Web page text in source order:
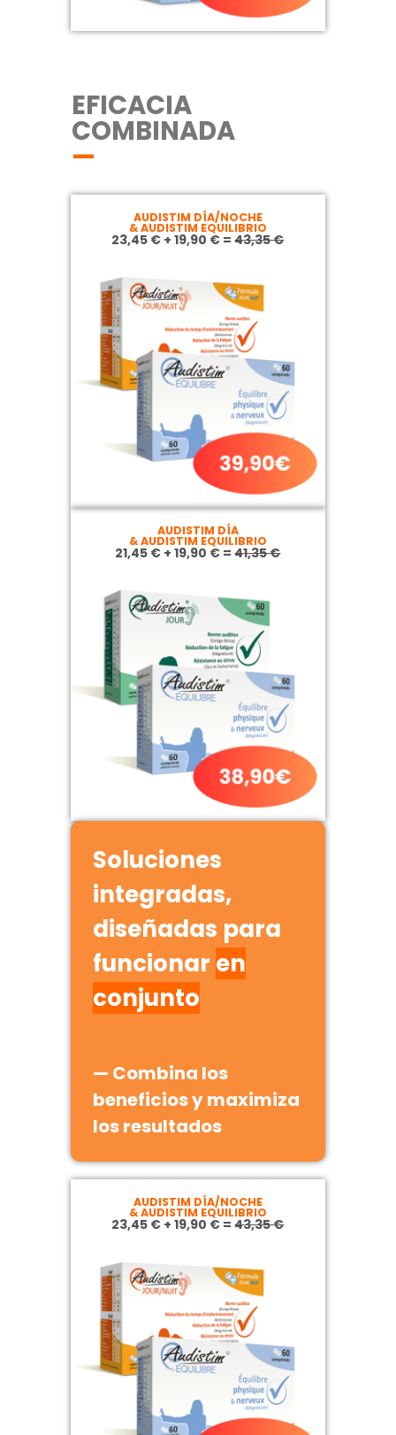
EFICACIA
COMBINADA
—
AUDISTIM DÍA/NOCHE
& AUDISTIM EQUILIBRIO
23,45 € + 19,90 € =43,35 €
AUDISTIM DÍA
& AUDISTIM EQUILIBRIO
21,45 € + 19,90 € =41,35 €
Soluciones
integradas,
diseñadas para
funcionar en
conjunto
— Combina los
beneficios ymaximiza
los resultados
AUDISTIM DÍA/NOCHE
& AUDISTIM EQUILIBRIO
23,45 € + 19,90 € =43,35 €